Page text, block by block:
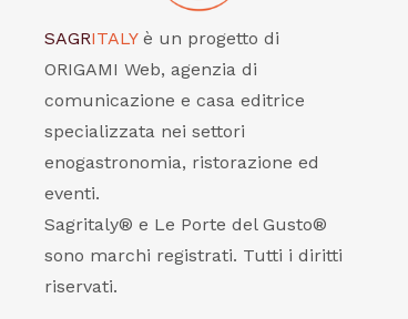
SAGRITALY è un progetto di
ORIGAMI Web, agenzia di
comunicazione e casa editrice
specializzata nei settori
enogastronomia, ristorazione ed
eventi.
Sagritaly® e Le Porte del Gusto®
sono marchi registrati. Tutti i diritti
riservati.